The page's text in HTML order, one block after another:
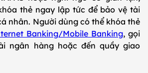
thẻ ngay lập tức để bảo vệ tài
nhân. Người dùng có thể khóa thẻ
Banking/Mobile Banking, gọi
ngân hàng hoặc đến quầy giao